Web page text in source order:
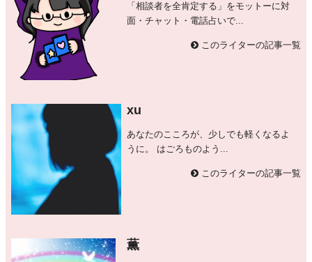
「相談者を全肯定する」をモットーに対
面・チャット・電話占いで...
このライターの記事一覧
xu
あなたのこころが、少しでも軽くなるよ
うに。 はごろものよう...
このライターの記事一覧
薫